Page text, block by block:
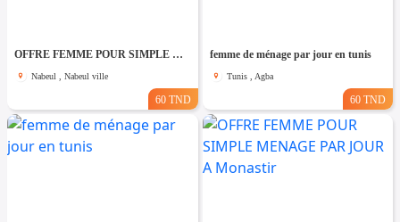
OFFRE FEMME POUR SIMPLE MENAGE PAR JOUR A Nabeul
Nabeul , Nabeul ville
60 TND
femme de ménage par jour en tunis
Tunis , Agba
60 TND